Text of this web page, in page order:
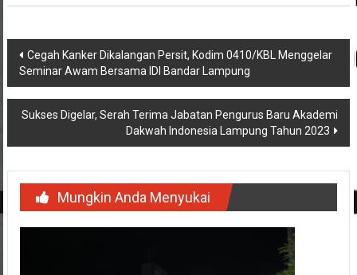
Navigasi
pos
Cegah Kanker Dikalangan Persit, Kodim 0410/KBL Menggelar
Seminar Awam Bersama IDI Bandar Lampung
Sukses Digelar, Serah Terima Jabatan Pengurus Baru Akademi
Dakwah Indonesia Lampung Tahun 2023
Mungkin Anda Menyukai